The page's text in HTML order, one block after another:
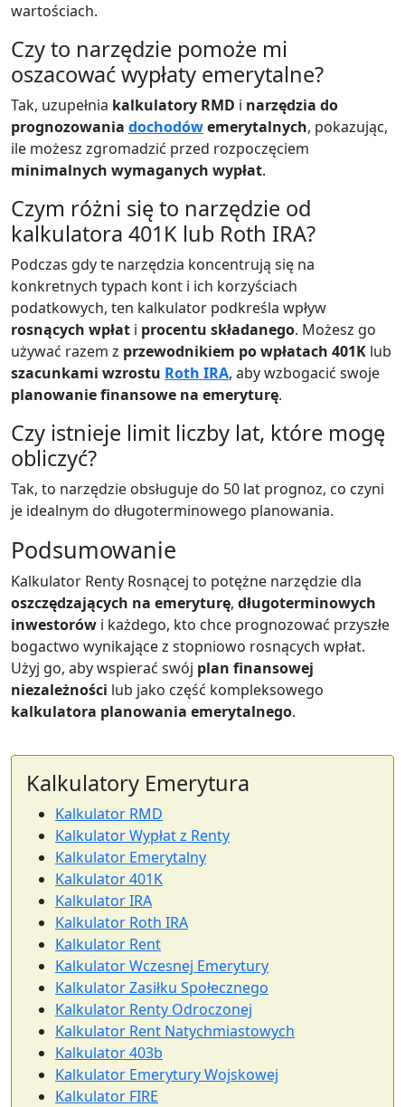
wartościach.
Czy to narzędzie pomoże mi
oszacować wypłaty emerytalne?
Tak, uzupełnia kalkulatory RMD i narzędzia do
prognozowania dochodówemerytalnych, pokazując,
ile możesz zgromadzić przed rozpoczęciem
minimalnych wymaganych wypłat.
Czym różni się to narzędzie od
kalkulatora 401K lub Roth IRA?
Podczas gdy te narzędzia koncentrują się na
konkretnych typach kont i ich korzyściach
podatkowych, ten kalkulator podkreśla wpływ
rosnących wpłat i procentu składanego. Możesz go
używać razem z przewodnikiem po wpłatach 401K lub
szacunkami wzrostu Roth IRA, aby wzbogacić swoje
planowanie finansowe na emeryturę.
Czy istnieje limit liczby lat, które mogę
obliczyć?
Tak, to narzędzie obsługuje do 50 lat prognoz, co czyni
je idealnym do długoterminowego planowania.
Podsumowanie
Kalkulator Renty Rosnącej to potężne narzędzie dla
oszczędzających na emeryturę, długoterminowych
inwestorów i każdego, kto chce prognozować przyszłe
bogactwo wynikające z stopniowo rosnących wpłat.
Użyj go, aby wspierać swój plan finansowej
niezależności lub jako część kompleksowego
kalkulatora planowania emerytalnego.
Kalkulatory Emerytura
Kalkulator RMD
Kalkulator Wypłat z Renty
Kalkulator Emerytalny
Kalkulator 401K
Kalkulator IRA
Kalkulator Roth IRA
Kalkulator Rent
Kalkulator Wczesnej Emerytury
Kalkulator Zasiłku Społecznego
Kalkulator Renty Odroczonej
Kalkulator Rent Natychmiastowych
Kalkulator 403b
Kalkulator Emerytury Wojskowej
Kalkulator FIRE